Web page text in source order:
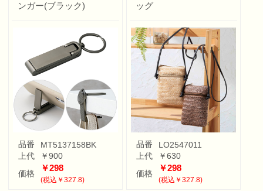
ンガー(ブラック)
品番
MT5137158BK
上代
￥900
価格
￥298
(税込￥327.8)
ッグ
品番
LO2547011
上代
￥630
価格
￥298
(税込￥327.8)